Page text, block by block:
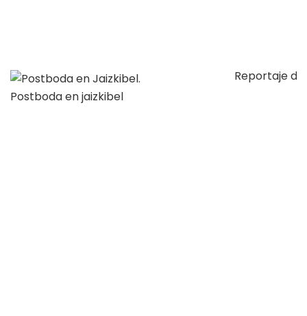
Postboda en jaizkibel
Reportaje